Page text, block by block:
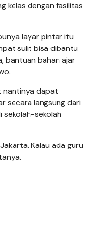
kelas dengan fasilitas
layar pintar itu
sulit bisa dibantu
bantuan bahan ajar
nantinya dapat
secara langsung dari
sekolah-sekolah
Kalau ada guru